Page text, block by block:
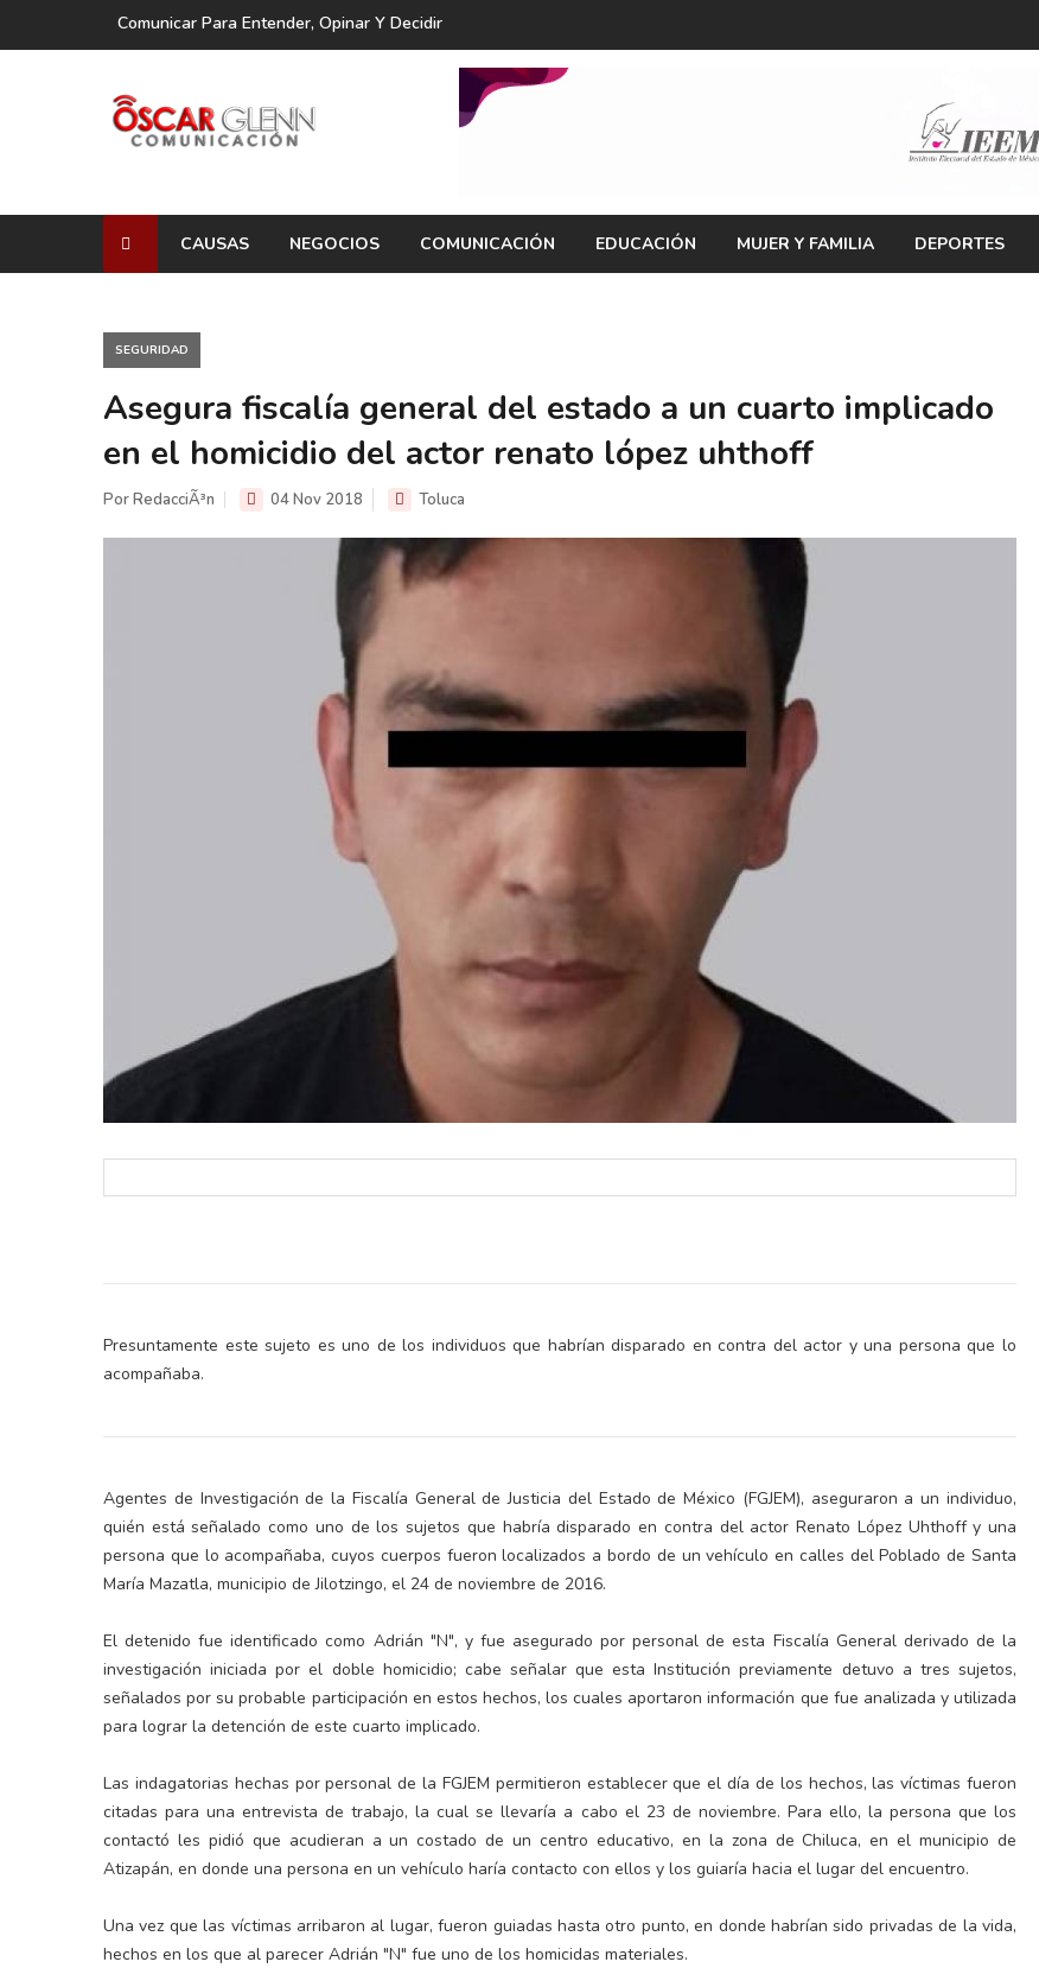
Comunicar Para Entender, Opinar Y Decidir
CAUSAS NEGOCIOS COMUNICACIÓN EDUCACIÓN MUJER Y FAMILIA DEPORTES
SEGURIDAD
Asegura fiscalía general del estado a un cuarto implicado
en el homicidio del actor renato lópez uhthoff
Por RedacciÃ³n 04 Nov 2018 Toluca
Presuntamente este sujeto es uno de los individuos que habrían disparado en contra del actor y una persona que lo
acompañaba.
Agentes de Investigación de la Fiscalía General de Justicia del Estado de México (FGJEM), aseguraron a un individuo,
quién está señalado como uno de los sujetos que habría disparado en contra del actor Renato López Uhthoff y una
persona que lo acompañaba, cuyos cuerpos fueron localizados a bordo de un vehículo en calles del Poblado de Santa
María Mazatla, municipio de Jilotzingo, el 24 de noviembre de 2016.
El detenido fue identificado como Adrián "N", y fue asegurado por personal de esta Fiscalía General derivado de la
investigación iniciada por el doble homicidio; cabe señalar que esta Institución previamente detuvo a tres sujetos,
señalados por su probable participación en estos hechos, los cuales aportaron información que fue analizada y utilizada
para lograr la detención de este cuarto implicado.
Las indagatorias hechas por personal de la FGJEM permitieron establecer que el día de los hechos, las víctimas fueron
citadas para una entrevista de trabajo, la cual se llevaría a cabo el 23 de noviembre. Para ello, la persona que los
contactó les pidió que acudieran a un costado de un centro educativo, en la zona de Chiluca, en el municipio de
Atizapán, en donde una persona en un vehículo haría contacto con ellos y los guiaría hacia el lugar del encuentro.
Una vez que las víctimas arribaron al lugar, fueron guiadas hasta otro punto, en donde habrían sido privadas de la vida,
hechos en los que al parecer Adrián "N" fue uno de los homicidas materiales.
Y salió la propuesta de Reforma Electoral de
Informa el gobierno federal cómo fue el
operativo de captura de "El Mencho" y sus
reacciones en Jalisco